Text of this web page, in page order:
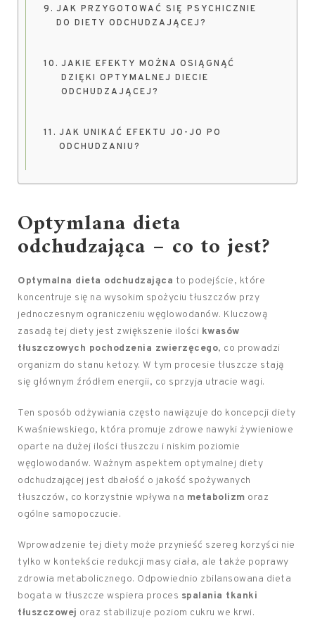
JAK PRZYGOTOWAĆ SIĘ PSYCHICZNIE
DO DIETY ODCHUDZAJĄCEJ?
JAKIE EFEKTY MOŻNA OSIĄGNĄĆ
DZIĘKI OPTYMALNEJ DIECIE
ODCHUDZAJĄCEJ?
JAK UNIKAĆ EFEKTU JO-JO PO
ODCHUDZANIU?
Optymlana dieta
odchudzająca – co to jest?
Optymalna dieta odchudzająca to podejście, które
koncentruje się na wysokim spożyciu tłuszczów przy
jednoczesnym ograniczeniu węglowodanów. Kluczową
zasadą tej diety jest zwiększenie ilości kwasów
tłuszczowych pochodzenia zwierzęcego, co prowadzi
organizm do stanu ketozy. W tym procesie tłuszcze stają
się głównym źródłem energii, co sprzyja utracie wagi.
Ten sposób odżywiania często nawiązuje do koncepcji diety
Kwaśniewskiego, która promuje zdrowe nawyki żywieniowe
oparte na dużej ilości tłuszczu i niskim poziomie
węglowodanów. Ważnym aspektem optymalnej diety
odchudzającej jest dbałość o jakość spożywanych
tłuszczów, co korzystnie wpływa na metabolizm oraz
ogólne samopoczucie.
Wprowadzenie tej diety może przynieść szereg korzyści nie
tylko w kontekście redukcji masy ciała, ale także poprawy
zdrowia metabolicznego. Odpowiednio zbilansowana dieta
bogata w tłuszcze wspiera proces spalania tkanki
tłuszczowej oraz stabilizuje poziom cukru we krwi.